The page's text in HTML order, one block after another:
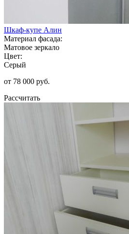
Шкаф-купе Алин
Материал фасада:
Матовое зеркало
Цвет:
Серый
от 78 000 руб.
Рассчитать